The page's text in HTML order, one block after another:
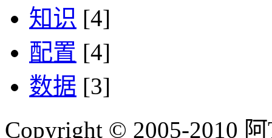
知识 [4]
配置 [4]
数据 [3]
Copyright © 2005-2010